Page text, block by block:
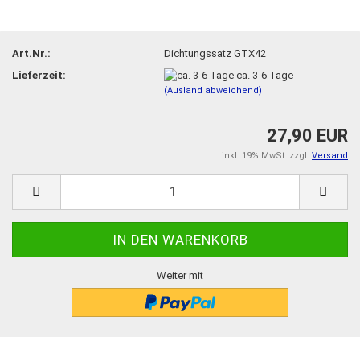
Art.Nr.:
Dichtungssatz GTX42
Lieferzeit:
ca. 3-6 Tage
(Ausland abweichend)
27,90 EUR
inkl. 19% MwSt. zzgl. Versand
Weiter mit